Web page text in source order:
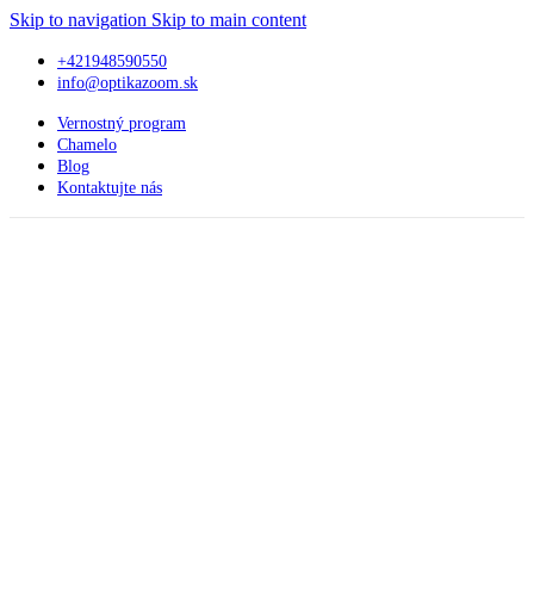
Skip to navigation Skip to main content
+421948590550
info@optikazoom.sk
Vernostný program
Chamelo
Blog
Kontaktujte nás